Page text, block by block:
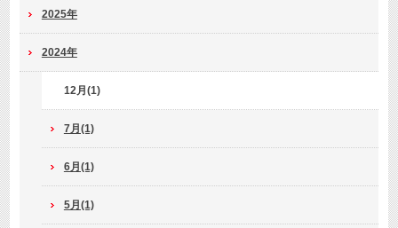
2025年
2024年
12月(1)
7月(1)
6月(1)
5月(1)